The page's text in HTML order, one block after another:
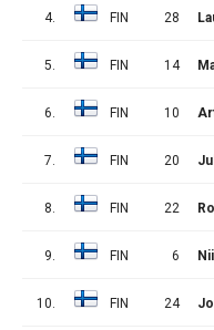
4. FIN 28
5. FIN 14
6. FIN 10
7. FIN 20
8. FIN 22
9. FIN 6
10. FIN 24